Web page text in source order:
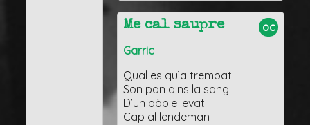
oc
Me cal saupre
Garric
Qual es qu’a trempat
Son pan dins la sang
D’un pòble levat
Cap al lendeman